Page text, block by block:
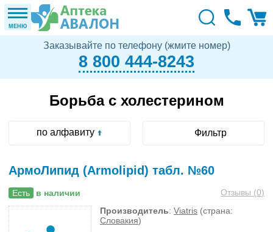
МЕНЮ
Заказывайте по телефону (жмите номер)
8 800 444-8243
Борьба с холестерином
по алфавиту Фильтр
АрмоЛипид (Armolipid) табл. №60
Есть в наличии Отзывы (0)
Производитель: Viatris (страна:
Словакия)